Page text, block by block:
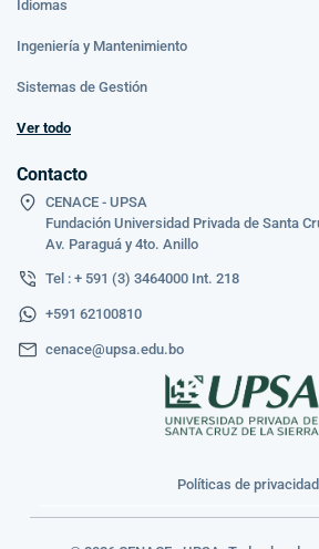
Idiomas
Ingeniería y Mantenimiento
Sistemas de Gestión
Ver todo
Contacto
CENACE - UPSA
Fundación Universidad Privada de Santa
Av. Paraguá y 4to. Anillo
Tel : + 591 (3) 3464000 Int. 218
+591 62100810
cenace@upsa.edu.bo
Políticas de privacidad